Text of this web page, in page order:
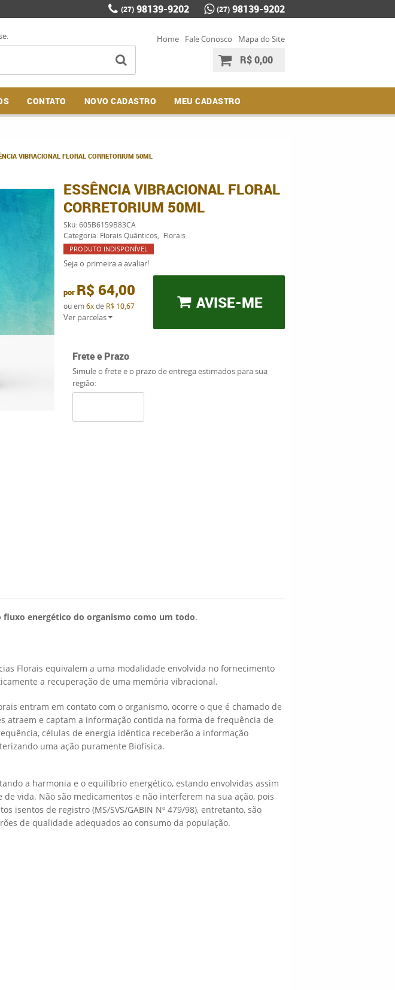
(27) 98139-9202 (27) 98139-9202
. Home Fale Conosco Mapa do Site
R$ 0,00
CONTATO NOVO CADASTRO MEU CADASTRO
VIBRACIONAL FLORAL CORRETORIUM 50ML
ESSÊNCIA VIBRACIONAL FLORAL
CORRETORIUM 50ML
Sku:605B6159B83CA
Categoria: Florais Quânticos Florais
PRODUTO INDISPONÍVEL
Seja o primeira a avaliar!
por R$ 64,00
ou em6xde R$ 10,67
Ver parcelas
AVISE-ME
Frete e Prazo
Simule o frete e o prazo de entrega estimados para sua
região:
energético do organismo como um todo.
Florais equivalem a uma modalidade envolvida no fornecimento
a recuperação de uma memória vibracional.
entram em contato com o organismo, ocorre o que é chamado de
atraem e captam a informação contida na forma de frequência de
células de energia idêntica receberão a informação
uma ação puramente Biofísica.
a harmonia e o equilíbrio energético, estando envolvidas assim
vida. Não são medicamentos e não interferem na sua ação, pois
isentos de registro (MS/SVS/GABIN Nº 479/98), entretanto, são
de qualidade adequados ao consumo da população.